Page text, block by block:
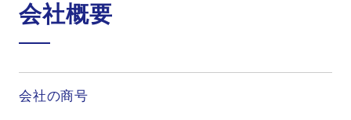
会社概要
会社の商号